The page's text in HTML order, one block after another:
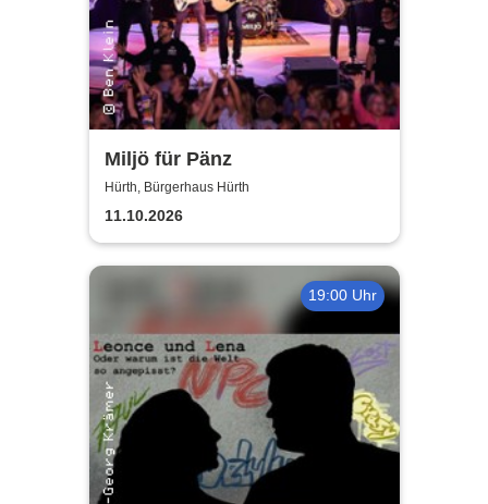
Miljö für Pänz
Hürth, Bürgerhaus Hürth
11.10.2026
19:00 Uhr